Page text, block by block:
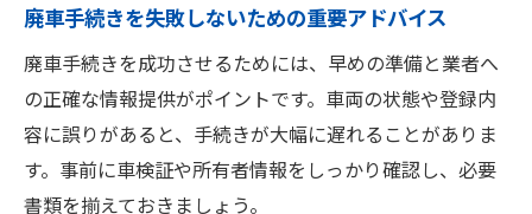
廃車手続きを失敗しないための重要アドバイス
廃車手続きを成功させるためには、早めの準備と業者へ
の正確な情報提供がポイントです。車両の状態や登録内
容に誤りがあると、手続きが大幅に遅れることがありま
す。事前に車検証や所有者情報をしっかり確認し、必要
書類を揃えておきましょう。